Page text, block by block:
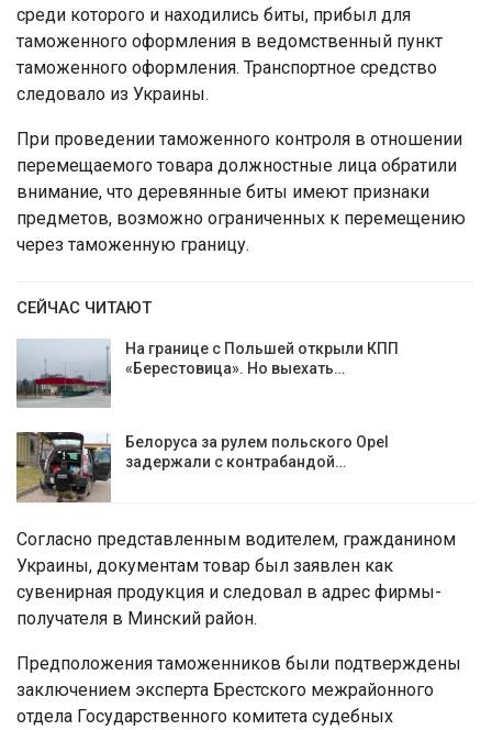
среди которого и находились биты, прибыл для
таможенного оформления в ведомственный пункт
таможенного оформления. Транспортное средство
следовало из Украины.
При проведении таможенного контроля в отношении
перемещаемого товара должностные лица обратили
внимание, что деревянные биты имеют признаки
предметов, возможно ограниченных к перемещению
через таможенную границу.
СЕЙЧАС ЧИТАЮТ
На границе с Польшей открыли КПП
«Берестовица». Но выехать…
Белоруса за рулем польского Opel
задержали с контрабандой…
Согласно представленным водителем, гражданином
Украины, документам товар был заявлен как
сувенирная продукция и следовал в адрес фирмы-
получателя в Минский район.
Предположения таможенников были подтверждены
заключением эксперта Брестского межрайонного
отдела Государственного комитета судебных